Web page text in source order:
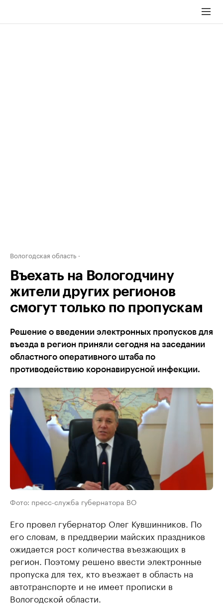
Вологодская область
Въехать на Вологодчину
жители других регионов
смогут только по пропускам
Решение о введении электронных пропусков для
въезда в регион приняли сегодня на заседании
областного оперативного штаба по
противодействию коронавирусной инфекции.
Фото: пресс-служба губернатора ВО
Его провел губернатор Олег Кувшинников. По
его словам, в преддверии майских праздников
ожидается рост количества въезжающих в
регион. Поэтому решено ввести электронные
пропуска для тех, кто въезжает в область на
автотранспорте и не имеет прописки в
Вологодской области.